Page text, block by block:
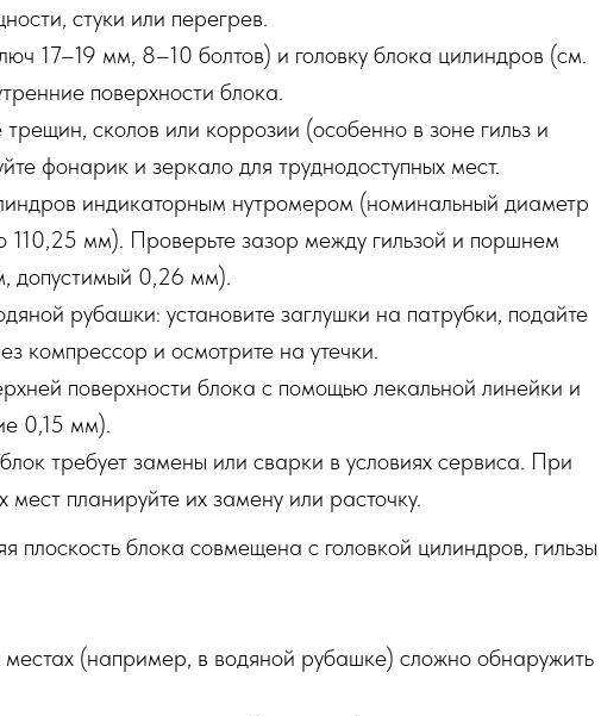
стуки или перегрев.
17–19 мм, 8–10 болтов) и головку блока цилиндров (см.
поверхности блока.
сколов или коррозии (особенно в зоне гильз и
фонарик и зеркало для труднодоступных мест.
индикаторным нутромером (номинальный диаметр
110,25 мм). Проверьте зазор между гильзой и поршнем
допустимый 0,26 мм).
рубашки: установите заглушки на патрубки, подайте
и осмотрите на утечки.
поверхности блока с помощью лекальной линейки и
0,15 мм).
требует замены или сварки в условиях сервиса. При
мест планируйте их замену или расточку.
плоскость блока совмещена с головкой цилиндров, гильзы
(например, в водяной рубашке) сложно обнаружить